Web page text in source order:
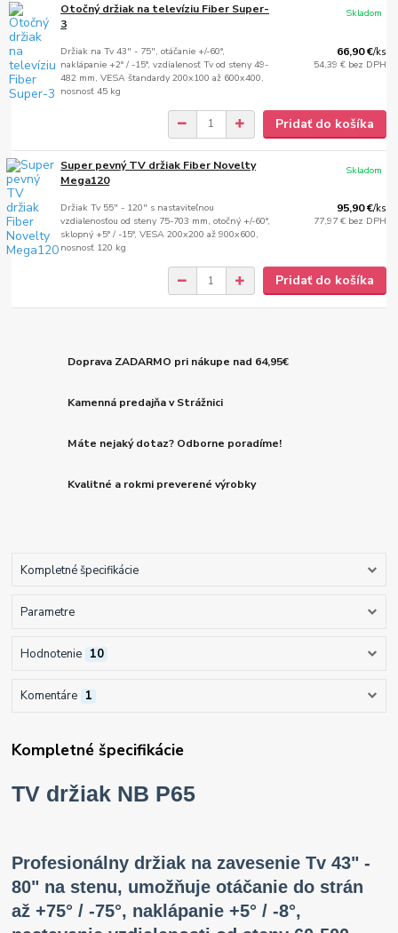
Otočný držiak na televíziu Fiber Super-
3
Držiak na Tv 43" - 75", otáčanie +/-60°,
naklápanie +2° / -15°, vzdialenosť Tv od steny 49-
482 mm, VESA štandardy 200x100 až 600x400,
nosnosť 45 kg
66,90 €/ks
54,39 € bez DPH
Skladom
Pridať do košíka
Super pevný TV držiak Fiber Novelty
Mega120
Držiak Tv 55" - 120" s nastaviteľnou
vzdialenosťou od steny 75-703 mm, otočný +/-60°,
sklopný +5° / -15°, VESA 200x200 až 900x600,
nosnosť 120 kg
95,90 €/ks
77,97 € bez DPH
Skladom
Pridať do košíka
Doprava ZADARMO pri nákupe nad 64,95€
Kamenná predajňa v Strážnici
Máte nejaký dotaz? Odborne poradíme!
Kvalitné a rokmi preverené výrobky
Kompletné špecifikácie
Parametre
Hodnotenie 10
Komentáre 1
Kompletné špecifikácie
TV držiak NB P65
Profesionálny držiak na zavesenie Tv 43" -
80" na stenu, umožňuje otáčanie do strán
až +75° / -75°, naklápanie +5° / -8°,